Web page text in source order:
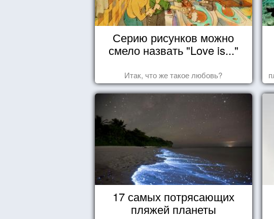
Серию рисунков можно
смело назвать "Love is..."
Итак, что же такое любовь?
17 самых потрясающих
пляжей планеты